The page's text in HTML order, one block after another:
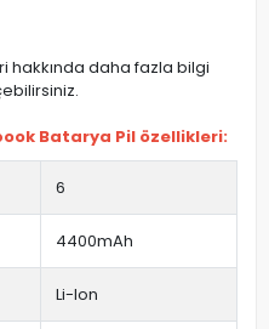
hakkında daha fazla bilgi
Batarya Pil özellikleri:
6
4400mAh
Li-Ion